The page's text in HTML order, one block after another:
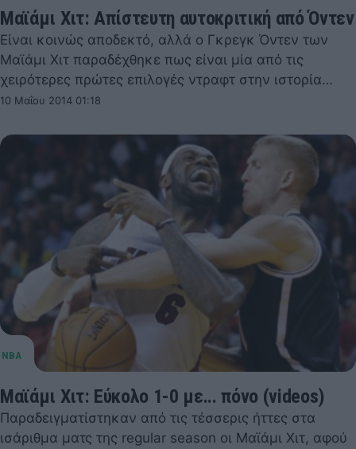
Μαϊάμι Χιτ: Απίστευτη αυτοκριτική από Όντεν
Είναι κοινώς αποδεκτό, αλλά ο Γκρεγκ Όντεν των
Μαϊάμι Χιτ παραδέχθηκε πως είναι μία από τις
χειρότερες πρώτες επιλογές ντραφτ στην ιστορία…
10 Μαΐου 2014 01:18
Μαϊάμι Χιτ: Εύκολο 1-0 με... πόνο (videos)
Παραδειγματίστηκαν από τις τέσσερις ήττες στα
ισάριθμα ματς της regular season οι Μαϊάμι Χιτ, αφού